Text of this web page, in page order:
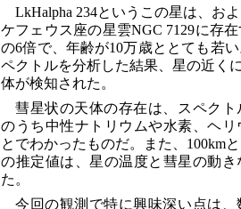
LkHalpha 234というこの星は、お
ケフェウス座の星雲NGC 7129に存
の6倍で、年齢が10万歳ととても若
ペクトルを分析した結果、星の近く
体が検知された。
彗星状の天体の存在は、スペク
のうち中性ナトリウムや水素、ヘリ
とでわかったものだ。また、100km
の推定値は、星の温度と彗星の動
た。
今回の観測で特に興味深い点は、